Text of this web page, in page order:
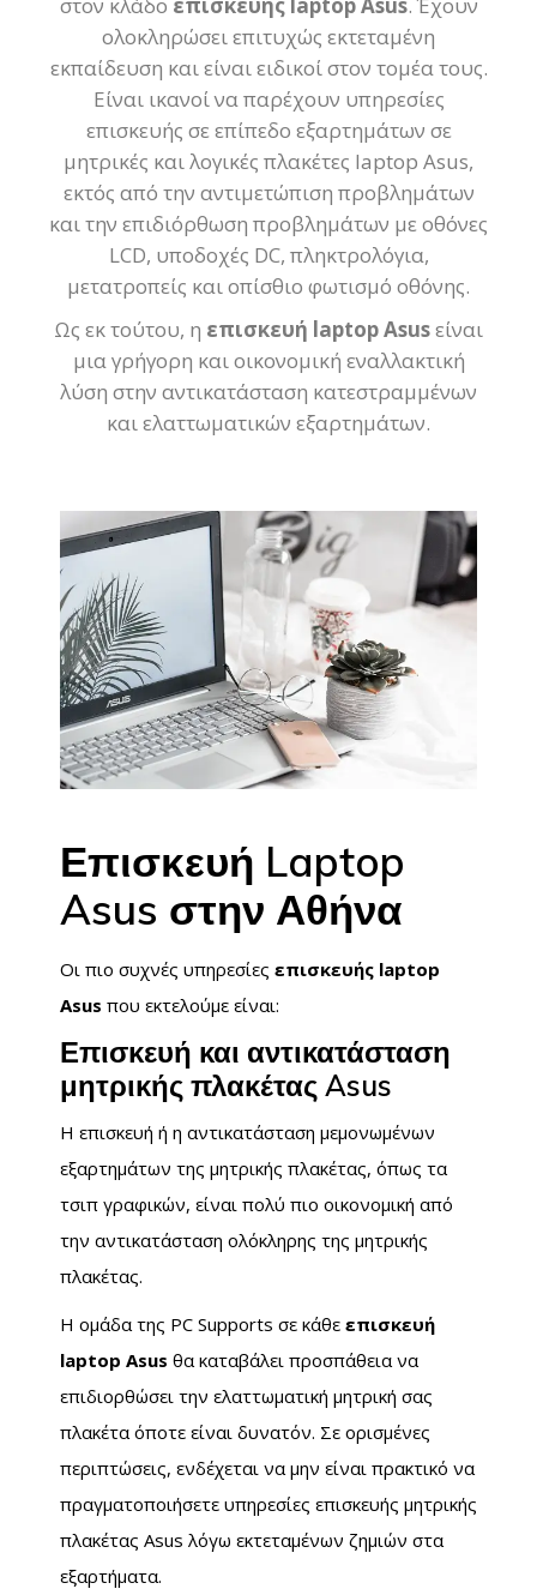
ολοκληρώσει επιτυχώς εκτεταμένη
εκπαίδευση και είναι ειδικοί στον τομέα τους.
Είναι ικανοί να παρέχουν υπηρεσίες
επισκευής σε επίπεδο εξαρτημάτων σε
μητρικές και λογικές πλακέτες laptop Asus,
εκτός από την αντιμετώπιση προβλημάτων
και την επιδιόρθωση προβλημάτων με οθόνες
LCD, υποδοχές DC, πληκτρολόγια,
μετατροπείς και οπίσθιο φωτισμό οθόνης.
Ως εκ τούτου, η επισκευή laptop Asusείναι
μια γρήγορη και οικονομική εναλλακτική
λύση στην αντικατάσταση κατεστραμμένων
και ελαττωματικών εξαρτημάτων.
Επισκευή Laptop
Asus στην Αθήνα
Οι πιο συχνές υπηρεσίες επισκευής laptop
Asus που εκτελούμε είναι:
Επισκευή και αντικατάσταση
μητρικής πλακέτας Asus
Η επισκευή ή η αντικατάσταση μεμονωμένων
εξαρτημάτων της μητρικής πλακέτας, όπως τα
τσιπ γραφικών, είναι πολύ πιο οικονομική από
την αντικατάσταση ολόκληρης της μητρικής
πλακέτας.
Η ομάδα της PC Supports σε κάθε επισκευή
laptop Asus θα καταβάλει προσπάθεια να
επιδιορθώσει την ελαττωματική μητρική σας
πλακέτα όποτε είναι δυνατόν. Σε ορισμένες
περιπτώσεις, ενδέχεται να μην είναι πρακτικό να
πραγματοποιήσετε υπηρεσίες επισκευής μητρικής
πλακέτας Asus λόγω εκτεταμένων ζημιών στα
εξαρτήματα.